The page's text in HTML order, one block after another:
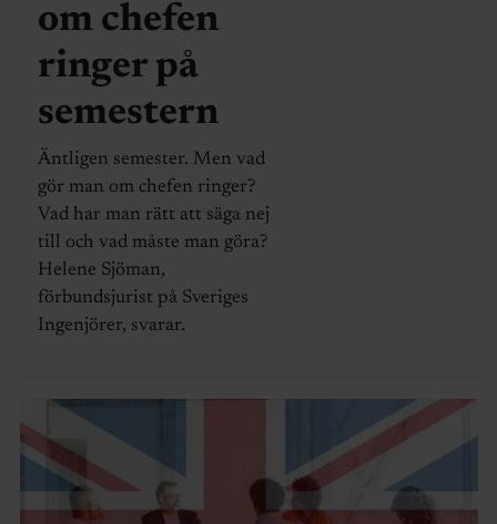
om chefen
ringer på
semestern
Äntligen semester. Men vad
gör man om chefen ringer?
Vad har man rätt att säga nej
till och vad måste man göra?
Helene Sjöman,
förbundsjurist på Sveriges
Ingenjörer, svarar.